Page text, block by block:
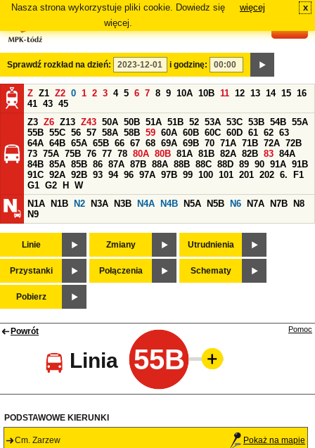
Nasza strona wykorzystuje pliki cookie. Dowiedz się
więcej.
więcej x
Sprawdź rozkład na dzień: i godzinę:
Z Z1 Z2 0 1 2 3 4 5 6 7 8 9 10A 10B 11 12 13 14 15 16
41 43 45
Z3 Z6 Z13 Z43 50A 50B 51A 51B 52 53A 53C 53B 54B 55A
55B 55C 56 57 58A 58B 59 60A 60B 60C 60D 61 62 63
64A 64B 65A 65B 66 67 68 69A 69B 70 71A 71B 72A 72B
73 75A 75B 76 77 78 80A 80B 81A 81B 82A 82B 83 84A
84B 85A 85B 86 87A 87B 88A 88B 88C 88D 89 90 91A 91B
91C 92A 92B 93 94 96 97A 97B 99 100 101 201 202 6.
F1
G1 G2 H
W
N1A
N1B N2 N3A N3B N4A N4B N5A N5B N6 N7A N7B
N8
N9
Linie Zmiany Utrudnienia
Przystanki Połączenia Schematy
Pobierz
Powrót
Linia 55B
Pomoc
PODSTAWOWE KIERUNKI
Cm. Zarzew Pokaż na mapie